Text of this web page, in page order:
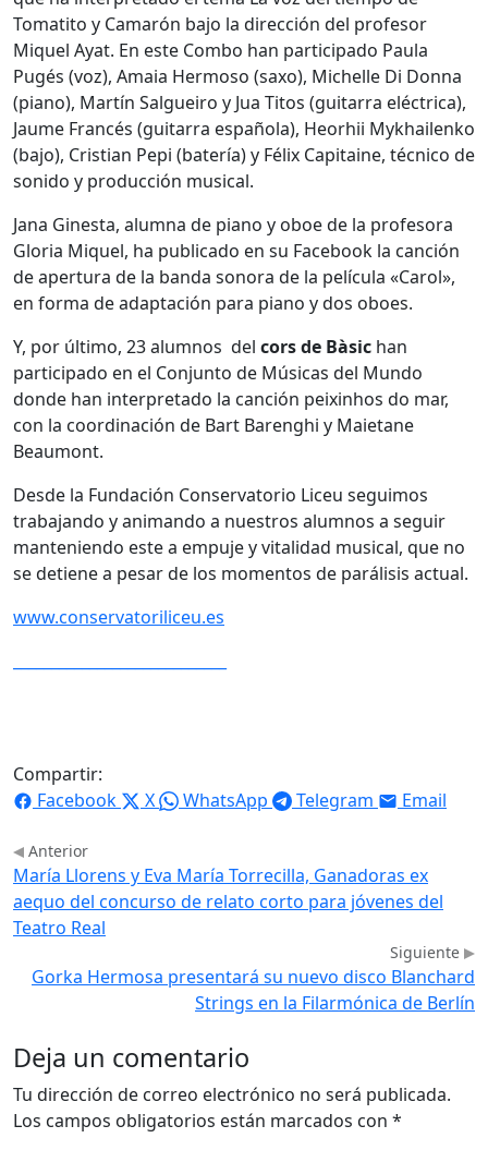
Tomatito y Camarón bajo la dirección del profesor
Miquel Ayat. En este Combo han participado Paula
Pugés (voz), Amaia Hermoso (saxo), Michelle Di Donna
(piano), Martín Salgueiro y Jua Titos (guitarra eléctrica),
Jaume Francés (guitarra española), Heorhii Mykhailenko
(bajo), Cristian Pepi (batería) y Félix Capitaine, técnico de
sonido y producción musical.
Jana Ginesta, alumna de piano y oboe de la profesora
Gloria Miquel, ha publicado en su Facebook la canción
de apertura de la banda sonora de la película «Carol»,
en forma de adaptación para piano y dos oboes.
Y, por último, 23 alumnos del cors de Bàsic han
participado en el Conjunto de Músicas del Mundo
donde han interpretado la canción peixinhos do mar,
con la coordinación de Bart Barenghi y Maietane
Beaumont.
Desde la Fundación Conservatorio Liceu seguimos
trabajando y animando a nuestros alumnos a seguir
manteniendo este a empuje y vitalidad musical, que no
se detiene a pesar de los momentos de parálisis actual.
www.conservatoriliceu.es
Compartir:
Facebook
X WhatsApp Telegram Email
Anterior
María Llorens y Eva María Torrecilla, Ganadoras ex
aequo del concurso de relato corto para jóvenes del
Teatro Real
Siguiente
Gorka Hermosa presentará su nuevo disco Blanchard
Strings en la Filarmónica de Berlín
Deja un comentario
Tu dirección de correo electrónico no será publicada.
Los campos obligatorios están marcados con *